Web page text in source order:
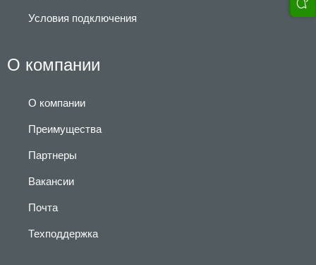
Условия подключения
О компании
О компании
Преимущества
Партнеры
Вакансии
Почта
Техподдержка